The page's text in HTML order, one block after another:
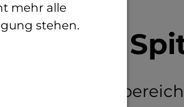
Natalia
Fachbereich
mehr alle
stehen.